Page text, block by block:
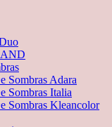
AND
Sombras Adara
Sombras Italia
Sombras Kleancolor